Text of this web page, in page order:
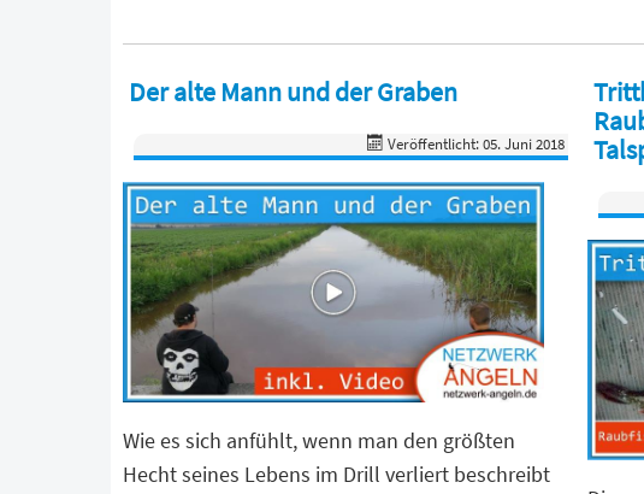
Der alte Mann und der Graben
Veröffentlicht: 05. Juni 2018
Wie es sich anfühlt, wenn man den größten
Hecht seines Lebens im Drill verliert beschreibt